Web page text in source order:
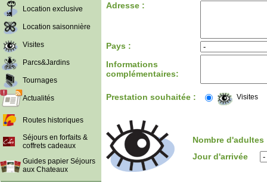
Location exclusive
Location saisonnière
Visites
Parcs&Jardins
Tournages
Actualités
Routes historiques
Séjours en forfaits &
coffrets cadeaux
Guides papier Séjours
aux Chateaux
Adresse :
Pays :
Informations
complémentaires:
Prestation souhaitée : Visites
Nombre
Jour d'arrivée